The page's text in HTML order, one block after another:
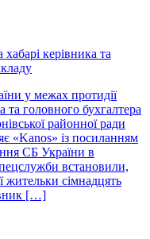
керівника та
у межах протидії
та головного бухгалтера
районної ради
«Kanos» із посиланням
СБ України в
встановили,
жительки сімнадцять
[…]